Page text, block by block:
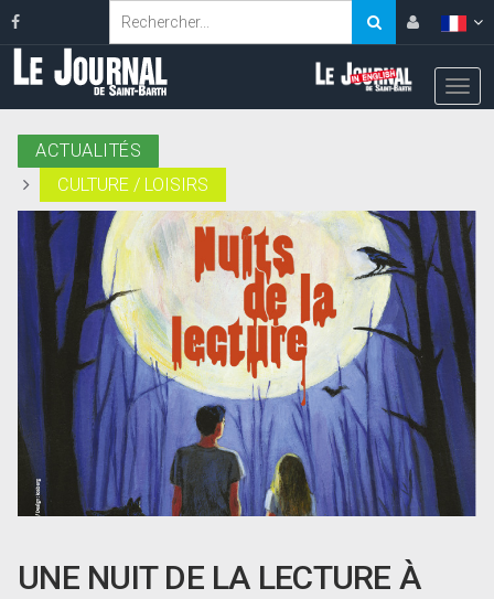
ACTUALITÉS
CULTURE / LOISIRS
UNE NUIT DE LA LECTURE À